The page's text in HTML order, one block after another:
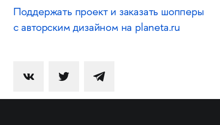
Поддержать проект и заказать шопперы
с авторским дизайном на planeta.ru